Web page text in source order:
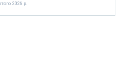
2026 р.